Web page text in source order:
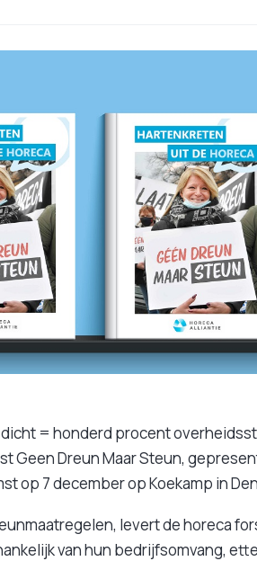
= honderd procent
Geen Dreun Maar Steun,
op 7 december op Koekamp in
levert de horeca
van hun bedrijfsomvang,